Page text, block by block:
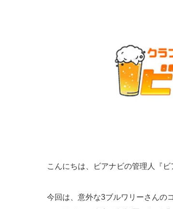
こんにちは、ビアナビの管理人『ビ
今回は、意外な3ブルワリーさんの